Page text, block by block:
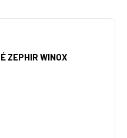
ZEPHIR WINOX